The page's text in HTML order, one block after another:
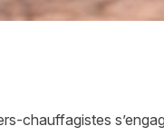
chauffagistes